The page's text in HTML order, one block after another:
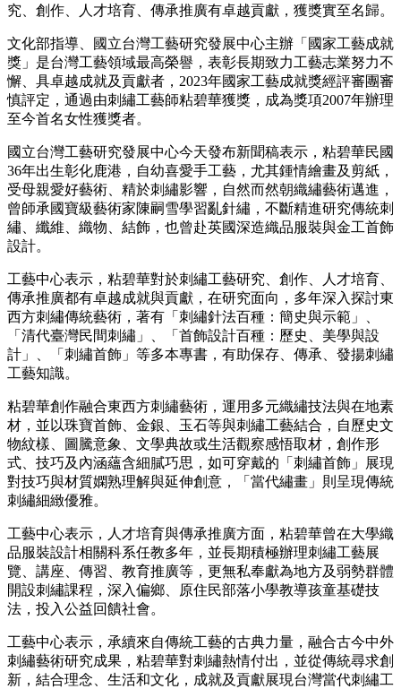
究、創作、人才培育、傳承推廣有卓越貢獻，獲獎實至名歸。
文化部指導、國立台灣工藝研究發展中心主辦「國家工藝成就
獎」是台灣工藝領域最高榮譽，表彰長期致力工藝志業努力不
懈、具卓越成就及貢獻者，2023年國家工藝成就獎經評審團審
慎評定，通過由刺繡工藝師粘碧華獲獎，成為獎項2007年辦理
至今首名女性獲獎者。
國立台灣工藝研究發展中心今天發布新聞稿表示，粘碧華民國
36年出生彰化鹿港，自幼喜愛手工藝，尤其鍾情繪畫及剪紙，
受母親愛好藝術、精於刺繡影響，自然而然朝織繡藝術邁進，
曾師承國寶級藝術家陳嗣雪學習亂針繡，不斷精進研究傳統刺
繡、纖維、織物、結飾，也曾赴英國深造織品服裝與金工首飾
設計。
工藝中心表示，粘碧華對於刺繡工藝研究、創作、人才培育、
傳承推廣都有卓越成就與貢獻，在研究面向，多年深入探討東
西方刺繡傳統藝術，著有「刺繡針法百種：簡史與示範」、
「清代臺灣民間刺繡」、「首飾設計百種：歷史、美學與設
計」、「刺繡首飾」等多本專書，有助保存、傳承、發揚刺繡
工藝知識。
粘碧華創作融合東西方刺繡藝術，運用多元織繡技法與在地素
材，並以珠寶首飾、金銀、玉石等與刺繡工藝結合，自歷史文
物紋樣、圖騰意象、文學典故或生活觀察感悟取材，創作形
式、技巧及內涵蘊含細膩巧思，如可穿戴的「刺繡首飾」展現
對技巧與材質嫻熟理解與延伸創意，「當代繡畫」則呈現傳統
刺繡細緻優雅。
工藝中心表示，人才培育與傳承推廣方面，粘碧華曾在大學織
品服裝設計相關科系任教多年，並長期積極辦理刺繡工藝展
覽、講座、傳習、教育推廣等，更無私奉獻為地方及弱勢群體
開設刺繡課程，深入偏鄉、原住民部落小學教導孩童基礎技
法，投入公益回饋社會。
工藝中心表示，承續來自傳統工藝的古典力量，融合古今中外
刺繡藝術研究成果，粘碧華對刺繡熱情付出，並從傳統尋求創
新，結合理念、生活和文化，成就及貢獻展現台灣當代刺繡工